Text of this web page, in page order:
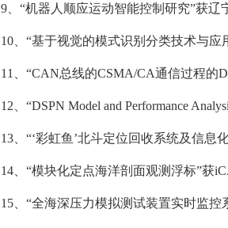
9 、“机器人顺应运动智能控制研究”获
10 、“基于视觉的模式识别分类技术与
11 、“CAN总线的CSMA/CA通信过程的
12 、“DSPN Model and Performance
13 、“‘彩虹鱼’北斗定位回收系统及信息
14 、“模块化定点海洋剖面观测浮标”获
15 、“全海深压力模拟测试装置实时监